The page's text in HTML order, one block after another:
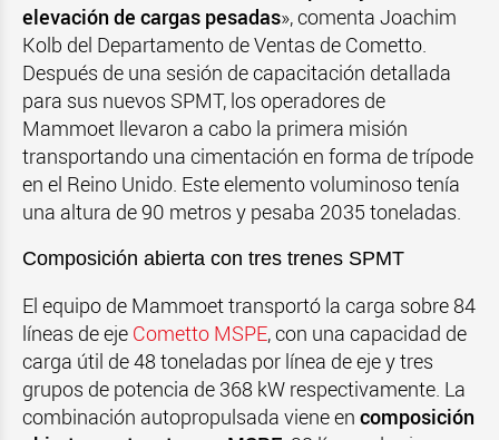
elevación de cargas pesadas», comenta Joachim
Kolb del Departamento de Ventas de Cometto.
Después de una sesión de capacitación detallada
para sus nuevos SPMT, los operadores de
Mammoet llevaron a cabo la primera misión
transportando una cimentación en forma de trípode
en el Reino Unido. Este elemento voluminoso tenía
una altura de 90 metros y pesaba 2035 toneladas.
Composición abierta con tres trenes SPMT
El equipo de Mammoet transportó la carga sobre 84
líneas de eje Cometto MSPE, con una capacidad de
carga útil de 48 toneladas por línea de eje y tres
grupos de potencia de 368 kW respectivamente. La
combinación autopropulsada viene en composición